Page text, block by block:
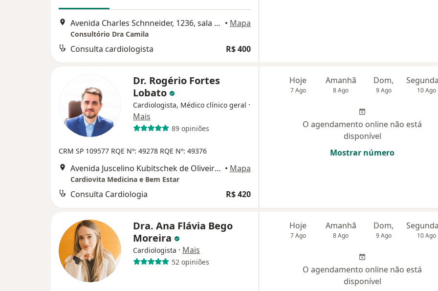
Avenida Charles Schnneider, 1236, sala 407, Parque Senhor do Bonfim, Taubaté • Mapa
Consultório Dra Camila
Consulta cardiologista R$ 400
Dr. Rogério Fortes
Lobato
Cardiologista, Médico clínico geral ·
Mais
89 opiniões
CRM SP 109577 RQE Nº: 49278 RQE Nº: 49376
Avenida Juscelino Kubitschek de Oliveira 71, Taubaté • Mapa
Cardiovita Medicina e Bem Estar
Consulta Cardiologia R$ 420
Hoje
7 Ago
Amanhã
8 Ago
Dom,
9 Ago 10 Ago
O agendamento online não está
disponível
Mostrar número
Dra. Ana Flávia Bego
Moreira
Cardiologista · Mais
52 opiniões
Hoje
7 Ago
Amanhã
8 Ago
Dom,
9 Ago 10 Ago
O agendamento online não está
disponível